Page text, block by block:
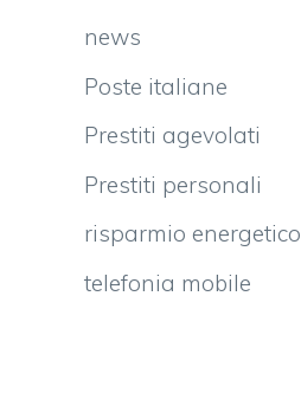
news
Poste italiane
Prestiti agevolati
Prestiti personali
risparmio energetico
telefonia mobile